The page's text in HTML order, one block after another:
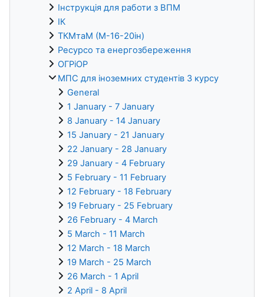
Інструкція для работи з ВПМ
ІК
ТКМтаМ (М-16-20ін)
Ресурсо та енергозбереження
ОГРіОР
МПС для іноземних студентів 3 курсу
General
1 January - 7 January
8 January - 14 January
15 January - 21 January
22 January - 28 January
29 January - 4 February
5 February - 11 February
12 February - 18 February
19 February - 25 February
26 February - 4 March
5 March - 11 March
12 March - 18 March
19 March - 25 March
26 March - 1 April
2 April - 8 April